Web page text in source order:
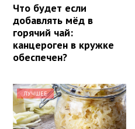
Что будет если
добавлять мёд в
горячий чай:
канцероген в кружке
обеспечен?
ЛУЧШЕЕ